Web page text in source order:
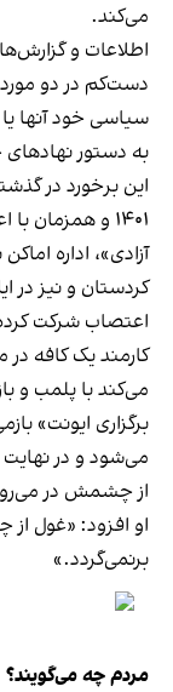
می‌کند.
اطلاعات و
دست‌کم در دو
سیاسی خود آنها
به دستور
این برخورد در
۱۴۰۱ و
آزادی»، اداره
کردستان و نیز در
اعتصاب شرکت
کارمند یک کافه
می‌کند با پلمب و
برگزاری ایونت»
می‌شود و در
از چشمش در
او افزود: «غول از
برنمی‎‌گردد.»
مردم چه می‌گویند؟